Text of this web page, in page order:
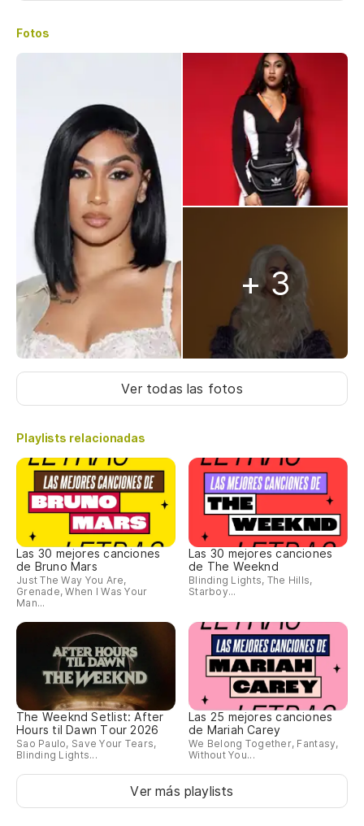
Fotos
+ 3
Ver todas las fotos
Playlists relacionadas
Las 30 mejores canciones
de Bruno Mars
Just The Way You Are,
Grenade, When I Was Your
Man...
Las 30 mejores canciones
de The Weeknd
Blinding Lights, The Hills,
Starboy...
The Weeknd Setlist: After
Hours til Dawn Tour 2026
Sao Paulo, Save Your Tears,
Blinding Lights...
Las 25 mejores canciones
de Mariah Carey
We Belong Together, Fantasy,
Without You...
Ver más playlists